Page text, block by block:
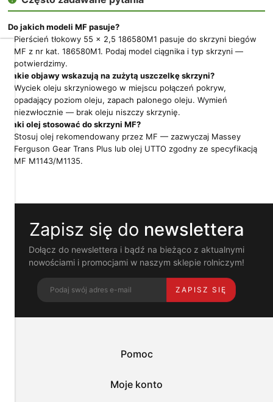
Do jakich modeli MF pasuje?
Pierścień tłokowy 55 x 2,5 186580M1 pasuje do skrzyni biegów
MF z nr kat. 186580M1. Podaj model ciągnika i typ skrzyni —
potwierdzimy.
Jakie objawy wskazują na zużytą uszczelkę skrzyni?
Wyciek oleju skrzyniowego w miejscu połączeń pokryw,
opadający poziom oleju, zapach palonego oleju. Wymień
niezwłocznie — brak oleju niszczy skrzynię.
Jaki olej stosować do skrzyni MF?
Stosuj olej rekomendowany przez MF — zazwyczaj Massey
Ferguson Gear Trans Plus lub olej UTTO zgodny ze specyfikacją
MF M1143/M1135.
Zapisz się do newslettera
Dołącz do newslettera i bądź na bieżąco z aktualnymi
nowościami i promocjami w naszym sklepie rolniczym!
ZAPISZ SIĘ
Pomoc
Moje konto
Dbamy
o
Twoją
prywatność
Pliki
cookies
pokrewne
im
działanie
pomagają
dostosować
ofertę